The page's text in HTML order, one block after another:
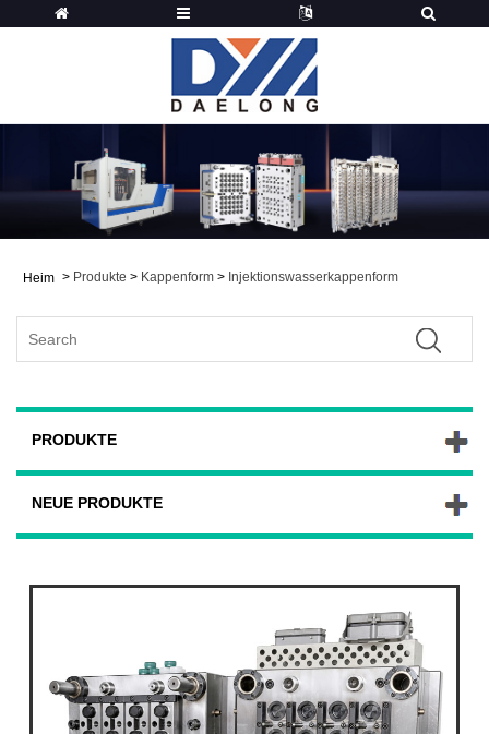
Heim > Produkte > Kappenform > Injektionswasserkappenform
PRODUKTE
NEUE PRODUKTE